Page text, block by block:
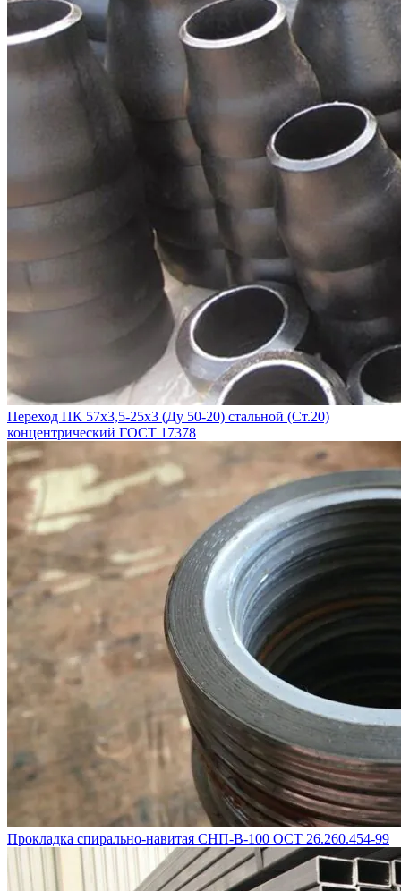
Переход ПК 57х3,5-25х3 (Ду 50-20) стальной (Ст.20)
концентрический ГОСТ 17378
Прокладка спирально-навитая СНП-В-100 ОСТ 26.260.454-99